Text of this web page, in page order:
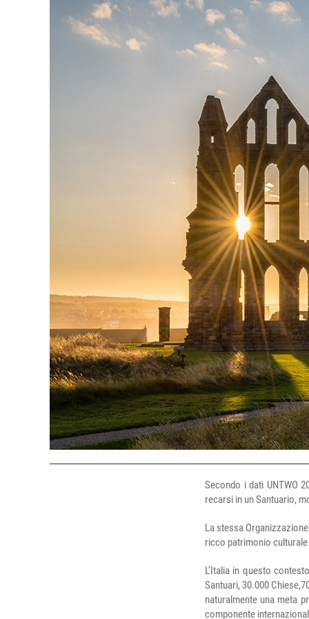
Secondo i dati UNTWO
recarsi in un Santuario,
La stessa
ricco patrimonio
L’Italia in questo
Santuari, 30.000
naturalmente una meta
componente